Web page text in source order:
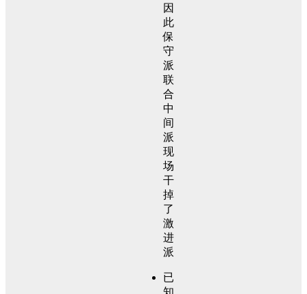
因
此
保
守
派
联
合
中
间
派
现
场
干
掉
了
激
进
派
已
知